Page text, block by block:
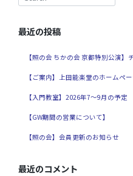
最近の投稿
【照の会 ちかの会 京都特別公演
【ご案内】上田能楽堂のホームペ
【入門教室】2026年7～9月の予定
【GW期間の営業について】
【照の会】会員更新のお知らせ
最近のコメント